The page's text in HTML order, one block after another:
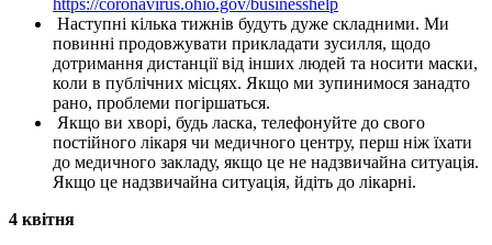
Наступні кілька тижнів будуть дуже складними. Ми
повинні продовжувати прикладати зусилля, щодо
дотримання дистанції від інших людей та носити маски,
коли в публічних місцях. Якщо ми зупинимося занадто
рано, проблеми погіршаться.
Якщо ви хворі, будь ласка, телефонуйте до свого
постійного лікаря чи медичного центру, перш ніж їхати
до медичного закладу, якщо це не надзвичайна ситуація.
Якщо це надзвичайна ситуація, йдіть до лікарні.
4 квітня